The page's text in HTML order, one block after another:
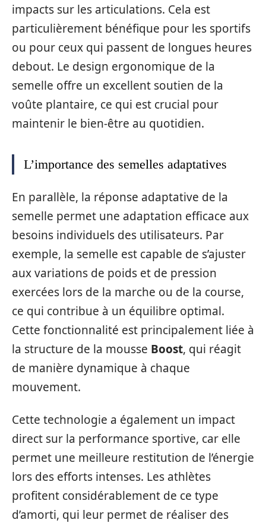
impacts sur les articulations. Cela est
particulièrement bénéfique pour les sportifs
ou pour ceux qui passent de longues heures
debout. Le design ergonomique de la
semelle offre un excellent soutien de la
voûte plantaire, ce qui est crucial pour
maintenir le bien-être au quotidien.
L’importance des semelles adaptatives
En parallèle, la réponse adaptative de la
semelle permet une adaptation efficace aux
besoins individuels des utilisateurs. Par
exemple, la semelle est capable de s’ajuster
aux variations de poids et de pression
exercées lors de la marche ou de la course,
ce qui contribue à un équilibre optimal.
Cette fonctionnalité est principalement liée à
la structure de la mousse Boost, qui réagit
de manière dynamique à chaque
mouvement.
Cette technologie a également un impact
direct sur la performance sportive, car elle
permet une meilleure restitution de l’énergie
lors des efforts intenses. Les athlètes
profitent considérablement de ce type
d’amorti, qui leur permet de réaliser des